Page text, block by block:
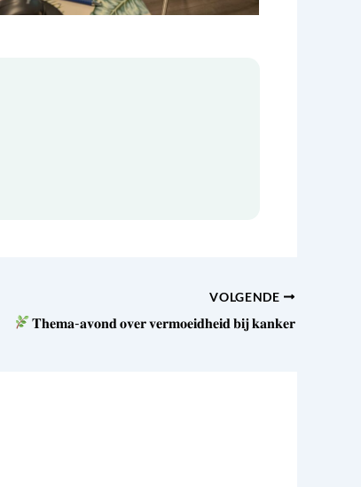
VOLGENDE
𝐓𝐡𝐞𝐦𝐚-𝐚𝐯𝐨𝐧𝐝 𝐨𝐯𝐞𝐫 𝐯𝐞𝐫𝐦𝐨𝐞𝐢𝐝𝐡𝐞𝐢𝐝 𝐛𝐢𝐣 𝐤𝐚𝐧𝐤𝐞𝐫